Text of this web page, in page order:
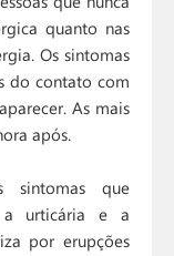
quanto nas
Os sintomas
do contato com
As mais
após.
sintomas que
a urticária e a
por erupções